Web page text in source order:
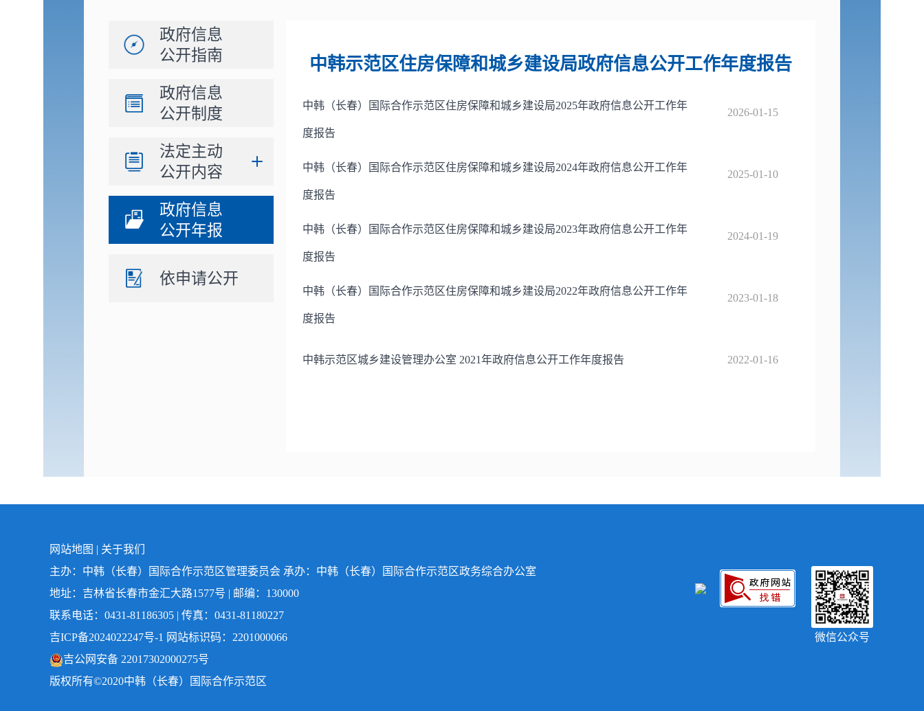
政府信息
公开指南
政府信息
公开制度
法定主动
公开内容
政府信息
公开年报
依申请公开
中韩示范区住房保障和城乡建设局政府信息公开工作年度报告
中韩（长春）国际合作示范区住房保障和城乡建设局2025年政府信息公开工作年
度报告
2026-01-15
中韩（长春）国际合作示范区住房保障和城乡建设局2024年政府信息公开工作年
度报告
2025-01-10
中韩（长春）国际合作示范区住房保障和城乡建设局2023年政府信息公开工作年
度报告
2024-01-19
中韩（长春）国际合作示范区住房保障和城乡建设局2022年政府信息公开工作年
度报告
2023-01-18
中韩示范区城乡建设管理办公室 2021年政府信息公开工作年度报告 2022-01-16
网站地图 | 关于我们
主办：中韩（长春）国际合作示范区管理委员会 承办：中韩（长春）国际合作示范区政务综合办公室
地址：吉林省长春市金汇大路1577号 | 邮编：130000
联系电话：0431-81186305 | 传真：0431-81180227
吉ICP备2024022247号-1 网站标识码：2201000066
吉公网安备 22017302000275号
版权所有©️2020中韩（长春）国际合作示范区
微信公众号